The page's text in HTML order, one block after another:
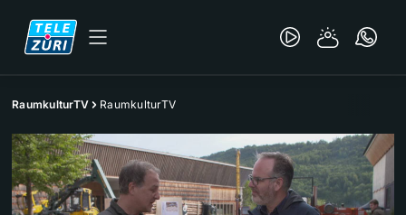
RaumkulturTV RaumkulturTV